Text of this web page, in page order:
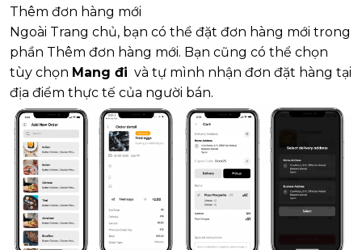
Thêm đơn hàng mới
Ngoài Trang chủ, bạn có thể đặt đơn hàng mới trong
phần Thêm đơn hàng mới. Bạn cũng có thể chọn
tùy chọn Mang đi và tự mình nhận đơn đặt hàng tại
địa điểm thực tế của người bán.